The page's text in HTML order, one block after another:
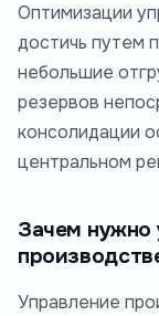
Оптимизации
достичь путем
небольшие
резервов
консолидации
центральном
Зачем нужно
Управление